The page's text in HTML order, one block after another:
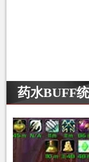
药水BUFF